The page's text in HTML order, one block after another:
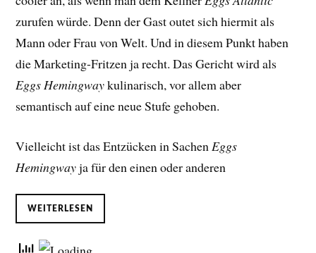
zurufen würde. Denn der Gast outet sich hiermit als
Mann oder Frau von Welt. Und in diesem Punkt haben
die Marketing-Fritzen ja recht. Das Gericht wird als
Eggs Hemingwaykulinarisch, vor allem aber
semantisch auf eine neue Stufe gehoben.
Vielleicht ist das Entzücken in Sachen Eggs
Hemingwayja für den einen oder anderen
WEITERLESEN